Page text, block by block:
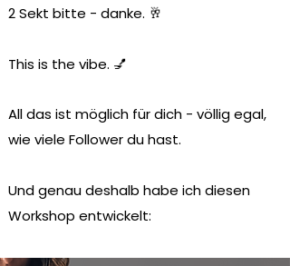
2 Sekt bitte - danke. 🥂
This is the vibe. 💅
All das ist möglich für dich - völlig egal,
wie viele Follower du hast.
Und genau deshalb habe ich diesen
Workshop entwickelt: